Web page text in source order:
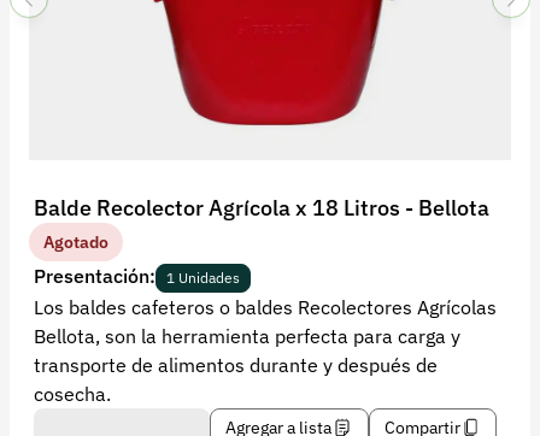
Balde Recolector Agrícola x 18 Litros - Bellota
Agotado
Presentación: 1 Unidades
Los baldes cafeteros o baldes Recolectores Agrícolas
Bellota, son la herramienta perfecta para carga y
transporte de alimentos durante y después de
cosecha.
Agregar a lista
Compartir
Recuperar contraseña
contacto@croper.com
© 2026 Croper.com Todos los derechos reservados
Versión 5.44.0
Síguenos